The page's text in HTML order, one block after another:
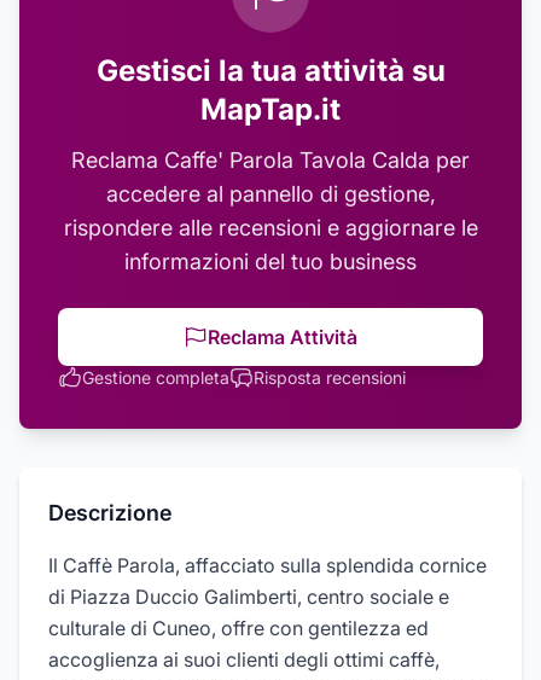
Gestisci la tua attività su
MapTap.it
Reclama Caffe' Parola Tavola Calda per
accedere al pannello di gestione,
rispondere alle recensioni e aggiornare le
informazioni del tuo business
Reclama Attività
Gestione completa Risposta recensioni
Descrizione
Il Caffè Parola, affacciato sulla splendida cornice
di Piazza Duccio Galimberti, centro sociale e
culturale di Cuneo, offre con gentilezza ed
accoglienza ai suoi clienti degli ottimi caffè,